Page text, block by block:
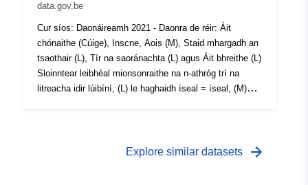
data.gov.be
Cur síos: Daonáireamh 2021 - Daonra de réir: Áit
chónaithe (Cúige), Inscne, Aois (M), Staid mhargadh an
tsaothair (L), Tír na saoránachta (L) agus Áit bhreithe (L)
Sloinntear leibhéal mionsonraithe na n-athróg trí na
litreacha idir lúibíní, (L) le haghaidh íseal = íseal, (M)
Tá tuilleadh eolais, sonraí agus foilseacháin ar fáil ar
Explore similar datasets arrow_forward